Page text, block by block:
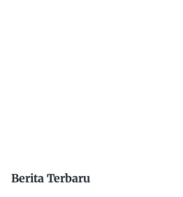
Berita Terbaru